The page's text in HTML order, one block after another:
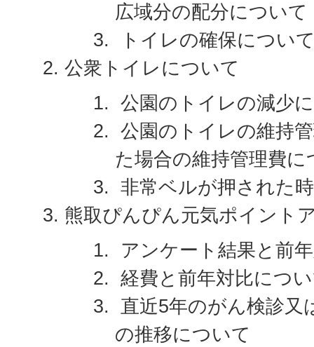
広域分の配分について
トイレの確保につい
公衆トイレについて
公園のトイレの減少
公園のトイレの維持
た場合の維持管理費に
非常ベルが押された
熊取ぴんぴん元気ポイント
アンケート結果と前
経費と前年対比につ
直近5年のがん検診又
の推移について